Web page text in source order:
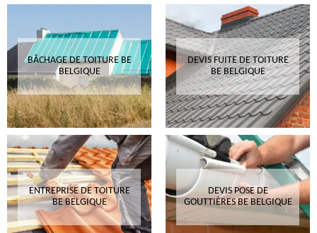
BÂCHAGE DE TOITURE BE
BELGIQUE
DEVIS FUITE DE TOITURE
BE BELGIQUE
ENTREPRISE DE TOITURE
BE BELGIQUE
DEVIS POSE DE
GOUTTIÈRES BE BELGIQUE